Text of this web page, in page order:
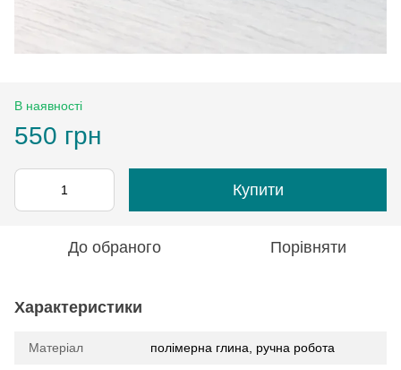
В наявності
550 грн
Купити
До обраного Порівняти
Характеристики
Матеріал полімерна глина, ручна робота